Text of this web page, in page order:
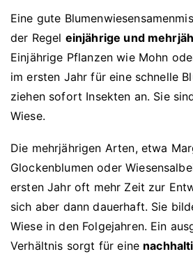
Eine gute
der Regel einjährige und
Einjährige Pflanzen wie Mohn
im ersten Jahr für eine schnelle
ziehen sofort Insekten an. Sie
Wiese.
Die mehrjährigen Arten, etwa
Glockenblumen oder
ersten Jahr oft mehr Zeit zur
sich aber dann dauerhaft. Sie
Wiese in den Folgejahren. Ein
Verhältnis sorgt für eine